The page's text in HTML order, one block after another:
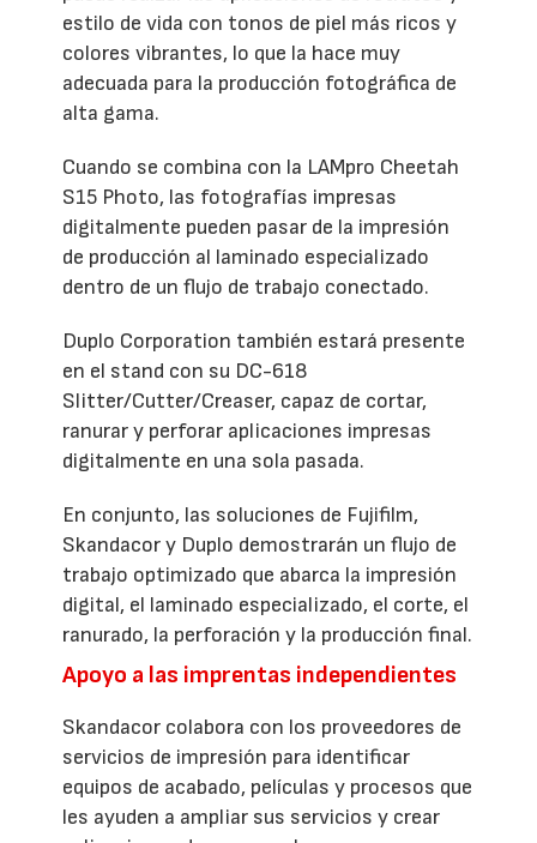
estilo de vida con tonos de piel más ricos y
colores vibrantes, lo que la hace muy
adecuada para la producción fotográfica de
alta gama.
Cuando se combina con la LAMpro Cheetah
S15 Photo, las fotografías impresas
digitalmente pueden pasar de la impresión
de producción al laminado especializado
dentro de un flujo de trabajo conectado.
Duplo Corporation también estará presente
en el stand con su DC-618
Slitter/Cutter/Creaser, capaz de cortar,
ranurar y perforar aplicaciones impresas
digitalmente en una sola pasada.
En conjunto, las soluciones de Fujifilm,
Skandacor y Duplo demostrarán un flujo de
trabajo optimizado que abarca la impresión
digital, el laminado especializado, el corte, el
ranurado, la perforación y la producción final.
Apoyo a las imprentas independientes
Skandacor colabora con los proveedores de
servicios de impresión para identificar
equipos de acabado, películas y procesos que
les ayuden a ampliar sus servicios y crear